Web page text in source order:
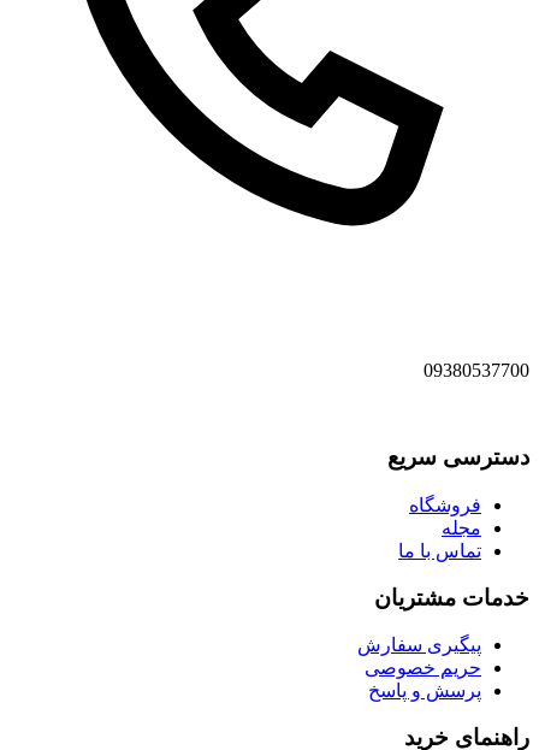
09380537700
دسترسی سریع
فروشگاه
مجله
تماس با ما
خدمات مشتریان
پیگیری سفارش
حریم خصوصی
پرسش و پاسخ
راهنمای خرید